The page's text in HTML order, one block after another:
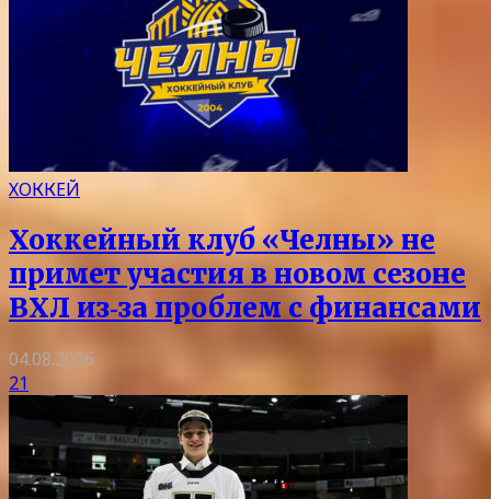
ХОККЕЙ
Хоккейный клуб «Челны» не
примет участия в новом сезоне
ВХЛ из‑за проблем с финансами
04.08.2026
21